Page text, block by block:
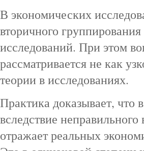
В экономических
вторичного
исследований. При этом
рассматривается не как
теории в исследованиях.
Практика доказывает, что
вследствие
отражает реальных